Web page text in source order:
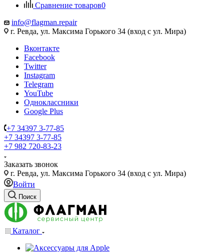
Сравнение товаров0
info@flagman.repair
г. Ревда, ул. Максима Горького 34 (вход с ул. Мира)
Вконтакте
Facebook
Twitter
Instagram
Telegram
YouTube
Одноклассники
Google Plus
+7 34397 3-77-85
+7 34397 3-77-85
+7 982 720-83-23
Заказать звонок
г. Ревда, ул. Максима Горького 34 (вход с ул. Мира)
Войти
Поиск
Каталог